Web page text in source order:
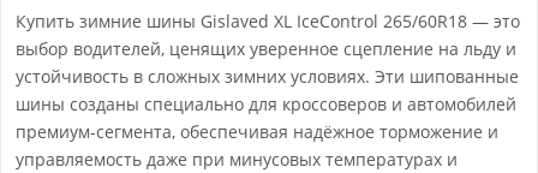
Купить зимние шины Gislaved XL IceControl 265/60R18 — это
выбор водителей, ценящих уверенное сцепление на льду и
устойчивость в сложных зимних условиях. Эти шипованные
шины созданы специально для кроссоверов и автомобилей
премиум-сегмента, обеспечивая надёжное торможение и
управляемость даже при минусовых температурах и